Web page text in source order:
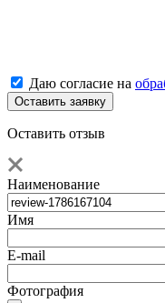
Даю согласие на
Оставить отзыв
Наименование
Имя
E-mail
Фотография